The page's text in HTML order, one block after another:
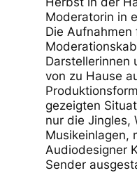
Moderatorin in
Die
Darstellerinnen
von zu Hause
gezeigten
nur die Jingles,
Musikeinlagen,
Audiodesigner
Sender